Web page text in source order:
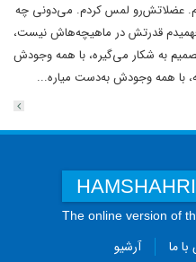
عضلاتش‌رو لمس کردم. می‌دونی چه
قدرتش در ماهیچه‌هاش نیست،
به شکار می‌گیره، با همه وجودش
با همه وجودش به‌دست میاره...
HAMSHAHRI
The online version of
ما آرشیو